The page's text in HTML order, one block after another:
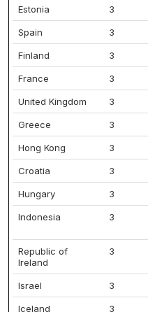
Estonia 3
Spain 3
Finland 3
France 3
United Kingdom 3
Greece 3
Hong Kong 3
Croatia 3
Hungary 3
Indonesia 3
Republic of
Ireland
3
Israel 3
Iceland 3